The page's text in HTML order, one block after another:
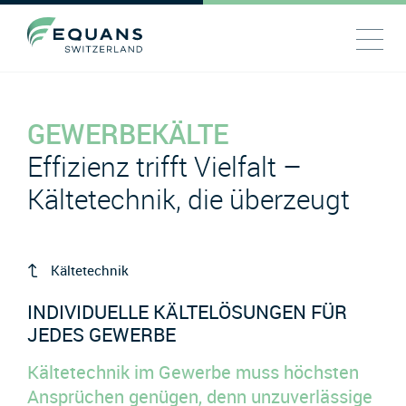
GEWERBEKÄLTE
Effizienz trifft Vielfalt –
Kältetechnik, die überzeugt
Kältetechnik
INDIVIDUELLE KÄLTELÖSUNGEN FÜR
JEDES GEWERBE
Kältetechnik im Gewerbe muss höchsten
Ansprüchen genügen, denn unzuverlässige